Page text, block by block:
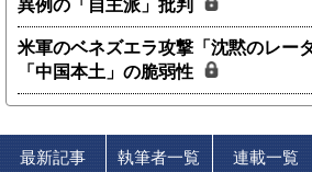
異例の「自主派」批判
米軍のベネズエラ攻撃「沈黙のレー
「中国本土」の脆弱性
最新記事 執筆者一覧 連載一覧